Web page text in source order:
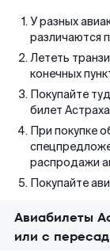
У разных
различаются
Лететь
конечных
Покупайте
билет
При покупке
распродажи
Покупайте
Авиабилеты
или с